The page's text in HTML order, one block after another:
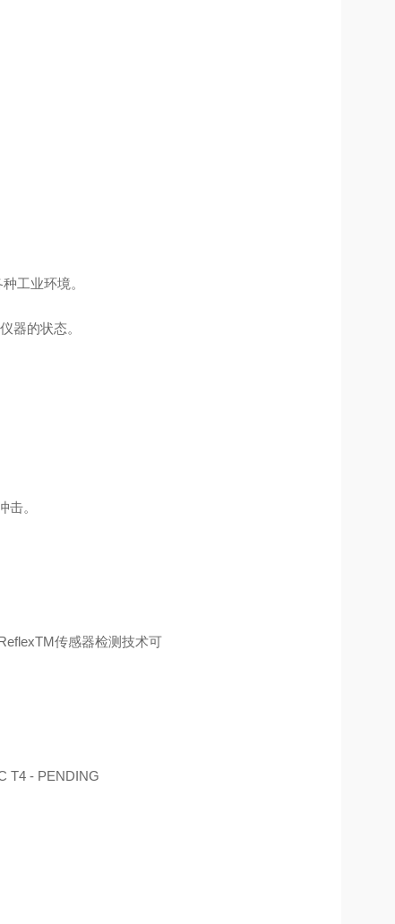
工业环境。
器的状态。
。
传感器检测技术可
T4 - PENDING